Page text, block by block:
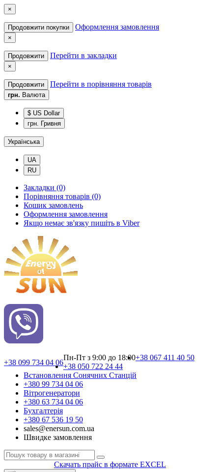
×
Продовжити покупки Оформлення замовлення
×
Продовжити Перейти в закладки
×
Продовжити Перейти в порівняння товарів
грн. Валюта
$ US Dollar
грн. Гривня
Українська
UA
RU
Закладки (0)
Порівняння товарів (0)
Кошик замовлень
Оформлення замовлення
Якщо немає зв'язку пишіть в Viber
+38 099 734 04 06
Пн-Пт з 9:00 до 18:00+38 067 411 40 50
+38 050 722 24 44
Встановлення Сонячних Cтанцій
+380 99 734 04 06
Вітрогенератори
+380 63 734 04 06
Бухгалтерія
+380 67 536 19 50
sales@enersun.com.ua
Швидке замовлення
Скачать прайс в формате EXCEL